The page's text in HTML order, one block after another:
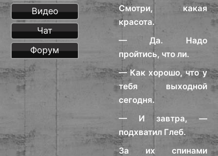
Смотри, какая
красота.
— Да. Надо
пройтись, что ли.
— Как хорошо, что у
тебя выходной
сегодня.
— И завтра, —
подхватил Глеб.
За их спинами
Видео
Чат
Форум